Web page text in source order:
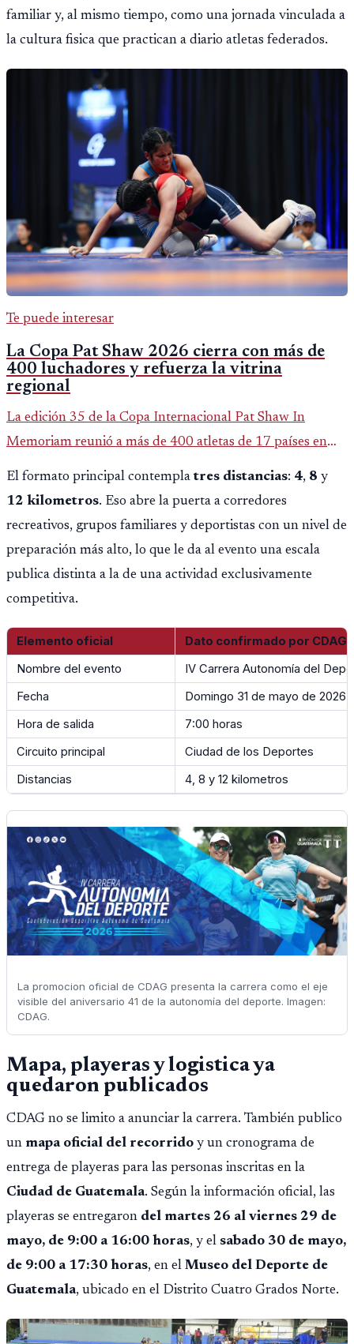
familiar y, al mismo tiempo, como una jornada vinculada a
la cultura fisica que practican a diario atletas federados.
Te puede interesar
La Copa Pat Shaw 2026 cierra con más de
400 luchadores y refuerza la vitrina
regional
La edición 35 de la Copa Internacional Pat Shaw In
Memoriam reunió a más de 400 atletas de 17 países en
Guatemala y dejó una participación destacada de la
delegación nacional, según el balance oficial de CDAG.
El formato principal contemplatres distancias: 4, 8 y
12 kilometros. Eso abre la puerta a corredores
recreativos, grupos familiares y deportistas con un nivel de
preparación más alto, lo que le da al evento una escala
publica distinta a la de una actividad exclusivamente
competitiva.
Elemento oficial
Dato confirmado por CDAG
Nombre del evento
IV Carrera Autonomía del
Fecha
Domingo 31 de mayo de 2026
Hora de salida
7:00 horas
Circuito principal
Ciudad de los Deportes
Distancias
4, 8 y 12 kilometros
La promocion oficial de CDAG presenta la carrera como el eje
visible del aniversario 41 de la autonomía del deporte. Imagen:
CDAG.
Mapa, playeras y logistica ya
quedaron publicados
CDAG no se limito a anunciar la carrera. También publico
un mapa oficial del recorrido y un cronograma de
entrega de playeras para las personas inscritas en la
Ciudad de Guatemala. Según la información oficial, las
playeras se entregaron del martes 26 al viernes 29 de
mayo, de 9:00 a 16:00 horas, y el sabado 30 de mayo,
de 9:00 a 17:30 horas, en el Museo del Deporte de
Guatemala, ubicado en el Distrito Cuatro Grados Norte.